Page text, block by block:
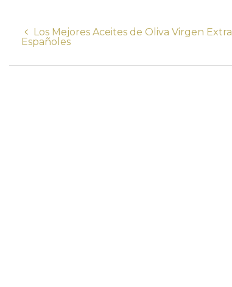
Los Mejores Aceites de Oliva Virgen Extra
Españoles